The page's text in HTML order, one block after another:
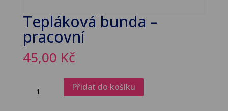
Tepláková bunda –
pracovní
45,00 Kč
bunda
Přidat do košíku